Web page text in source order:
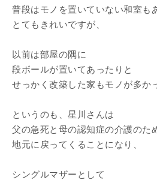
普段はモノを置いていない和室も
とてもきれいですが、
以前は部屋の隅に
段ボールが置いてあったりと
せっかく改築した家もモノが多か
というのも、星川さんは
父の急死と母の認知症の介護のた
地元に戻ってくることになり、
シングルマザーとして